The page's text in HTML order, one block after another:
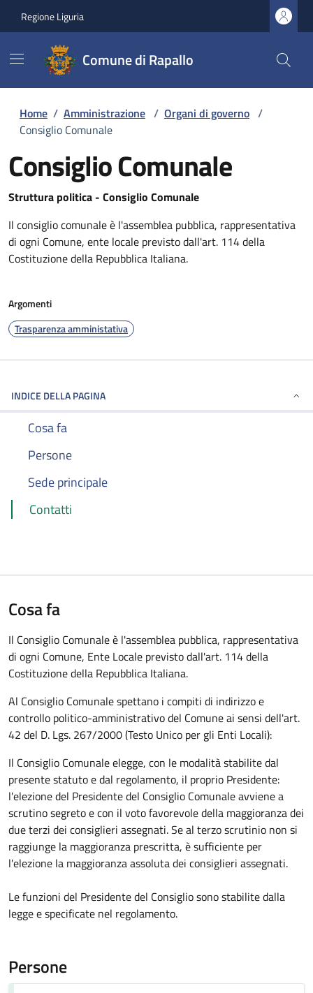
Regione Liguria
Comune di Rapallo
Home / Amministrazione / Organi di governo /
Consiglio Comunale
Consiglio Comunale
Struttura politica - Consiglio Comunale
Il consiglio comunale è l'assemblea pubblica, rappresentativa
di ogni Comune, ente locale previsto dall'art. 114 della
Costituzione della Repubblica Italiana.
Argomenti
Trasparenza amministativa
INDICE DELLA PAGINA
Cosa fa
Persone
Sede principale
Contatti
Cosa fa
Il Consiglio Comunale è l'assemblea pubblica, rappresentativa
di ogni Comune, Ente Locale previsto dall'art. 114 della
Costituzione della Repubblica Italiana.
Al Consiglio Comunale spettano i compiti di indirizzo e
controllo politico-amministrativo del Comune ai sensi dell'art.
42 del D. Lgs. 267/2000 (Testo Unico per gli Enti Locali):
Il Consiglio Comunale elegge, con le modalità stabilite dal
presente statuto e dal regolamento, il proprio Presidente:
l'elezione del Presidente del Consiglio Comunale avviene a
scrutino segreto e con il voto favorevole della maggioranza dei
due terzi dei consiglieri assegnati. Se al terzo scrutinio non si
raggiunge la maggioranza prescritta, è sufficiente per
l'elezione la maggioranza assoluta dei consiglieri assegnati.
Le funzioni del Presidente del Consiglio sono stabilite dalla
legge e specificate nel regolamento.
Persone